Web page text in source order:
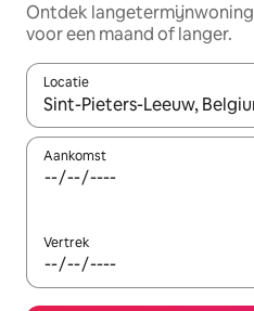
Ontdek
voor een maand of langer.
Locatie
Wanneer er resultaten
Aankomst
Vertrek